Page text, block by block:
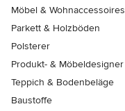
Möbel & Wohnaccessoires
Parkett & Holzböden
Polsterer
Produkt- & Möbeldesigner
Teppich & Bodenbeläge
Baustoffe